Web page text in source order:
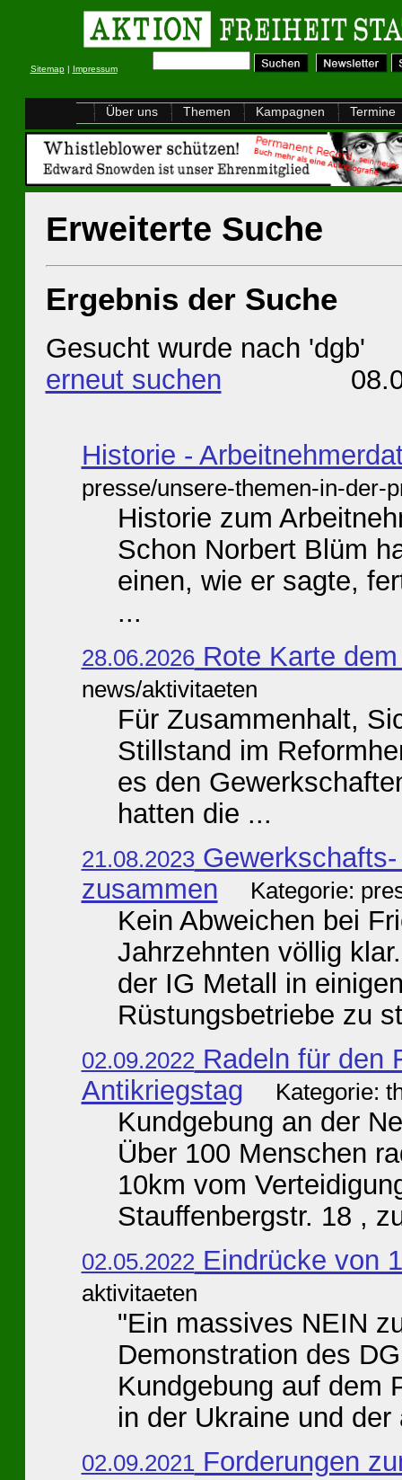
Sitemap| Impressum
Über uns Themen Kampagnen Termine
Erweiterte Suche
Ergebnis der Suche
Gesucht wurde nach 'dgb'
erneut suchen
Historie -
presse/unsere-themen-in-der-
Historie zum
Schon Norbert Blüm
einen, wie er sagte,
...
28.06.2026Rote Karte
news/aktivitaeten
Für Zusammenhalt,
Stillstand im
es den
hatten die ...
21.08.2023Gewerkschafts-
zusammen
Kategorie:
Kein Abweichen bei
Jahrzehnten völlig
der IG Metall in
Rüstungsbetriebe zu
02.09.2022 Radeln für den
Antikriegstag
Kategorie:
Kundgebung an der
Über 100 Menschen
10km vom
Stauffenbergstr. 18 ,
02.05.2022 Eindrücke von
aktivitaeten
"Ein massives NEIN
Demonstration des
Kundgebung auf dem
in der Ukraine und der
02.09.2021 Forderungen